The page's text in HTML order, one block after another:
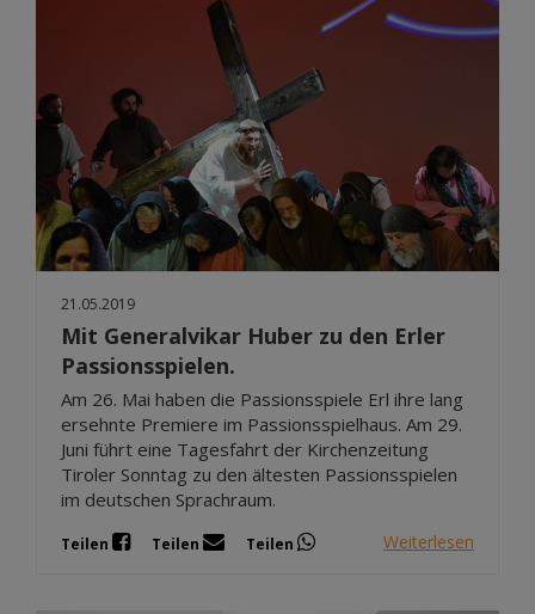
21.05.2019
Mit Generalvikar Huber zu den Erler
Passionsspielen.
Am 26. Mai haben die Passionsspiele Erl ihre lang
ersehnte Premiere im Passionsspielhaus. Am 29.
Juni führt eine Tagesfahrt der Kirchenzeitung
Tiroler Sonntag zu den ältesten Passionsspielen
im deutschen Sprachraum.
Teilen Teilen Teilen Weiterlesen